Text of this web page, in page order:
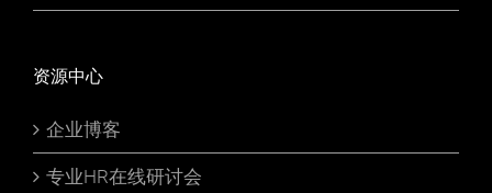
资源中心
企业博客
专业HR在线研讨会